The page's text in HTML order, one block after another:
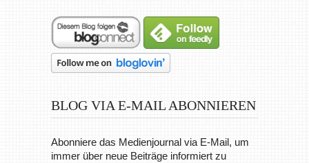
BLOG VIA E-MAIL ABONNIEREN
Abonniere das Medienjournal via E-Mail, um
immer über neue Beiträge informiert zu